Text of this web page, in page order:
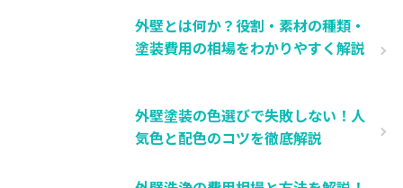
外壁とは何か？役割・素材の種類・
塗装費用の相場をわかりやすく解説
外壁塗装の色選びで失敗しない！人
気色と配色のコツを徹底解説